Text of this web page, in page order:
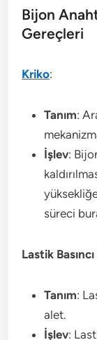
Bijon
Gereçleri
Kriko:
Tanım:
İşlev:
süreci
Lastik
Tanım:
alet.
İşlev: